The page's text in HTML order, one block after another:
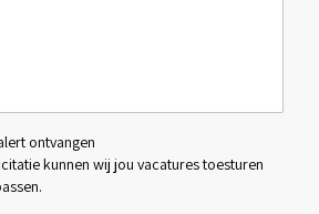
ontvangen
kunnen wij jou vacatures toesturen